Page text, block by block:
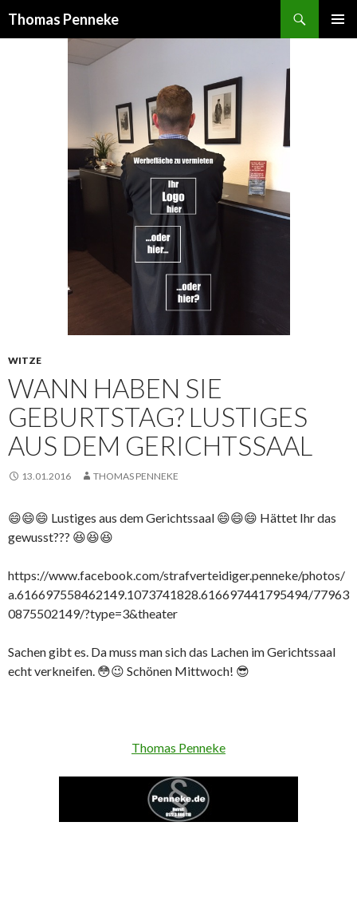
Thomas Penneke
WITZE
WANN HABEN SIE
GEBURTSTAG? LUSTIGES
AUS DEM GERICHTSSAAL
13.01.2016 THOMAS PENNEKE
😄😄😄 Lustiges aus dem Gerichtssaal 😄😄😄 Hättet Ihr das
gewusst??? 😆😆😆
https://www.facebook.com/strafverteidiger.penneke/photos/
a.616697558462149.1073741828.616697441795494/77963
0875502149/?type=3&theater
Sachen gibt es. Da muss man sich das Lachen im Gerichtssaal
echt verkneifen. 😳😉 Schönen Mittwoch! 😎
Thomas Penneke